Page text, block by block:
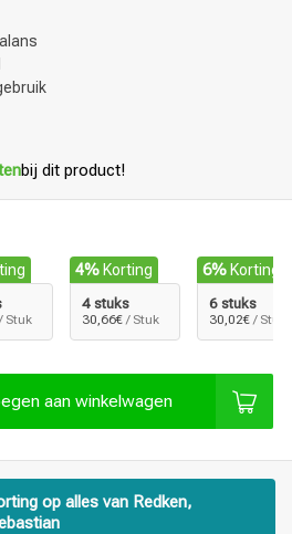
Haarkleuring
bij dit product!
/ Stuk
4% Korting
4 stuks
30,66€ / Stuk
6% Korting
6 stuks
30,02€ / Stuk
aan winkelwagen
op alles van Redken,